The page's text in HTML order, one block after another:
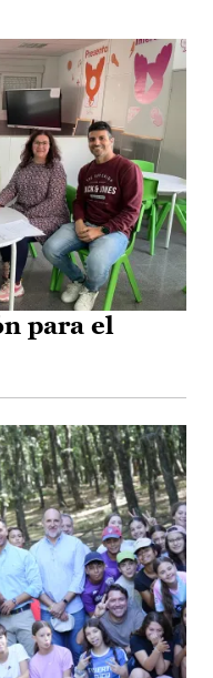
para el